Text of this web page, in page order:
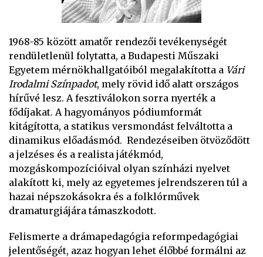
1968-85 között amatőr rendezői tevékenységét
rendületlenül folytatta, a Budapesti Műszaki
Egyetem mérnökhallgatóiból megalakította a Vári
Irodalmi Színpadot, mely rövid idő alatt országos
hírűvé lesz. A fesztiválokon sorra nyerték a
fődíjakat. A hagyományos pódiumformát
kitágította, a statikus versmondást felváltotta a
dinamikus előadásmód. Rendezéseiben ötvöződött
a jelzéses és a realista játékmód,
mozgáskompozícióival olyan színházi nyelvet
alakított ki, mely az egyetemes jelrendszeren túl a
hazai népszokásokra és a folklórművek
dramaturgiájára támaszkodott.
Felismerte a drámapedagógia reformpedagógiai
jelentőségét, azaz hogyan lehet élőbbé formálni az